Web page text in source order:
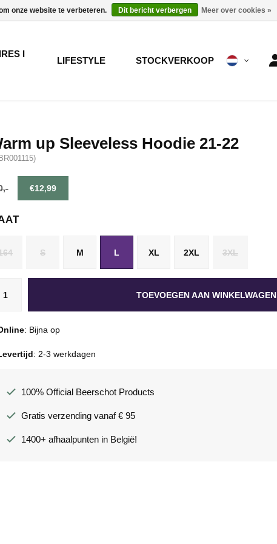
I
LIFESTYLE STOCKVERKOOP
up Sleeveless Hoodie 21-22
€12,99
S M L XL 2XL 3XL
TOEVOEGEN AAN WINKELWAGEN
: Bijna op
: 2-3 werkdagen
100% Official Beerschot Products
Gratis verzending vanaf € 95
1400+ afhaalpunten in België!
onze website te verbeteren. Dit bericht verbergen Meer over cookies »